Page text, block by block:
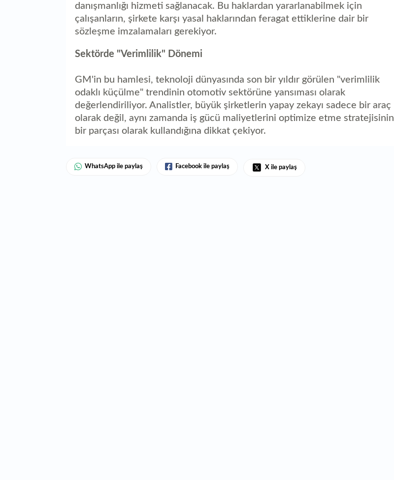
danışmanlığı hizmeti sağlanacak. Bu haklardan yararlanabilmek için
çalışanların, şirkete karşı yasal haklarından feragat ettiklerine dair bir
sözleşme imzalamaları gerekiyor.
Sektörde "Verimlilik" Dönemi
GM'in bu hamlesi, teknoloji dünyasında son bir yıldır görülen "verimlilik
odaklı küçülme" trendinin otomotiv sektörüne yansıması olarak
değerlendiriliyor. Analistler, büyük şirketlerin yapay zekayı sadece bir araç
olarak değil, aynı zamanda iş gücü maliyetlerini optimize etme stratejisinin
bir parçası olarak kullandığına dikkat çekiyor.
WhatsApp ile paylaş Facebook ile paylaş X ile paylaş